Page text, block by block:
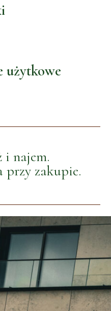
użytkowe
i najem.
przy zakupie.